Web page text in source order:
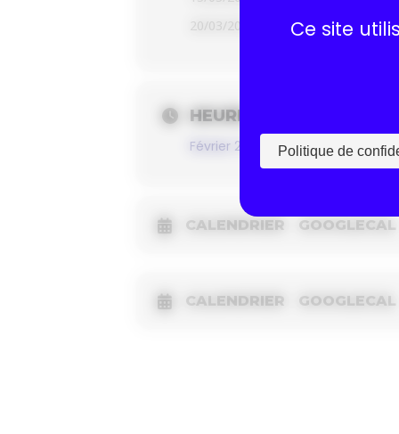
20/03/2026 de 9h à 12h30
HEURE
Février 2 (Lundi) - Mars 20
CALENDRIER GOOGLECAL
CALENDRIER GOOGLECAL
Ce site
Politique de